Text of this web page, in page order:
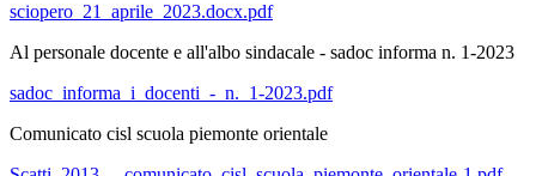
sciopero_21_aprile_2023.docx.pdf
Al personale docente e all'albo sindacale - sadoc informa n. 1-2023
sadoc_informa_i_docenti_-_n._1-2023.pdf
Comunicato cisl scuola piemonte orientale